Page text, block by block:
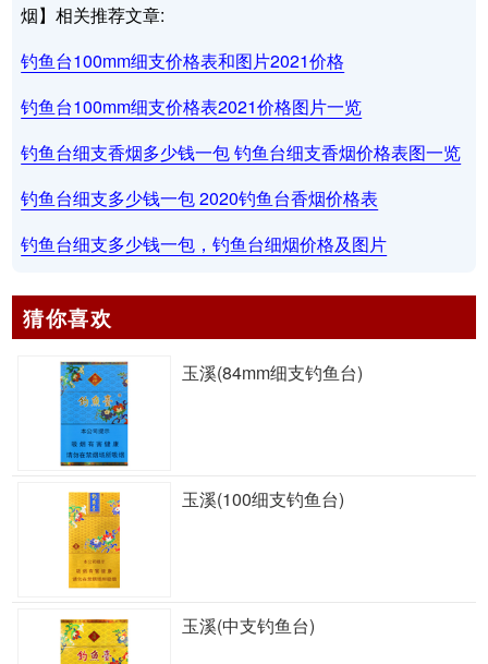
烟】相关推荐文章:
钓鱼台100mm细支价格表和图片2021价格
钓鱼台100mm细支价格表2021价格图片一览
钓鱼台细支香烟多少钱一包 钓鱼台细支香烟价格表图一览
钓鱼台细支多少钱一包 2020钓鱼台香烟价格表
钓鱼台细支多少钱一包，钓鱼台细烟价格及图片
猜你喜欢
玉溪(84mm细支钓鱼台)
玉溪(100细支钓鱼台)
玉溪(中支钓鱼台)